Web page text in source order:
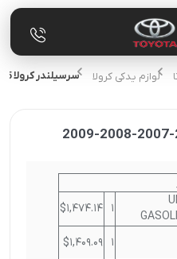
لوازم یدکی کرولا سرسیلندر کرولا 2005-2006-2007-2008-2009
1
$1,474.14
1
$1,409.09